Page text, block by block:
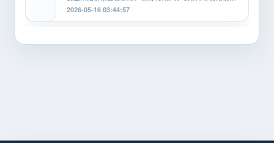
息，覆盖SOCKS5、HTTP、L2TP等...
2026-05-16 03:44:57